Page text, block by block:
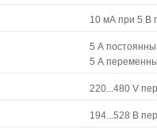
10 мА при 5 В
5 А
5 А
220...480 V
194...528 В